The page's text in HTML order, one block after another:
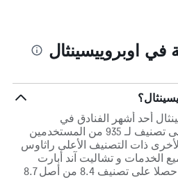
في اوبروييسينثال
أحد أشهر الفنادق في
اوبروييسينثال وقد حصل على تصنيف لـ 935 من المستخدمين
الأخرى ذات التصنيف الأعلى راثاوس
الخدمات و تشاليت آند أبارت
فيتشتلبيرجر - بليك واللذين حصلا على تصنيف 8.4 من أصل 8.7